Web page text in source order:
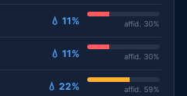
💧 11% affid. 30%
💧 11% affid. 30%
💧 22% affid. 59%